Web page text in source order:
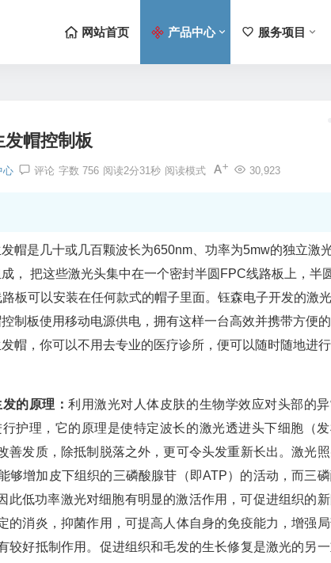
网站首页 产品中心 服务项目
发帽控制板
心 评论 30,923
字数 756 阅读2分31秒 阅读模式
帽是几十或几百颗波长为650nm、功率为5mw的独立激
， 把这些激光头集中在一个密封半圆FPC线路板上，半
板可以安装在任何款式的帽子里面。 钰森电子开发的激光
控制板使用移动电源供电，拥有这样一台高效并携带方便的
帽，你可以不用去专业的医疗诊所，便可以随时随地进行
的原理：利用激光对人体皮肤的生物学效应对头部的
行护理，它的原理是使特定波长的激光透进头下细胞（
善发质，除抵制脱落之外，更可令头发重新长出。激光
够增加皮下组织的三磷酸腺苷（即ATP）的活动，而三
此低功率激光对细胞有明显的激活作用，可促进组织的
的消炎，抑菌作用，可提高人体自身的免疫能力，增强
较好抵制作用。促进组织和毛发的生长修复是激光的另